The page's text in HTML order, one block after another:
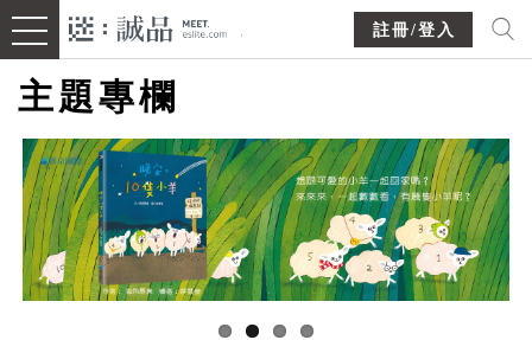
註冊/登入
主題專欄